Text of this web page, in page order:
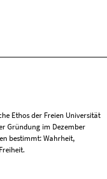
Ethos der Freien Universität
Gründung im Dezember
bestimmt: Wahrheit,